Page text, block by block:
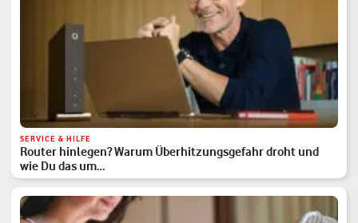
SERVICE & HILFE
Router hinlegen? Warum Überhitzungsgefahr droht und
wie Du das um…